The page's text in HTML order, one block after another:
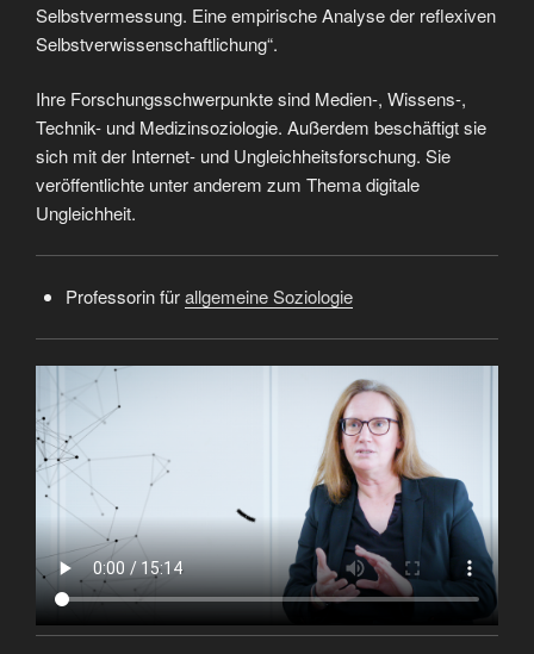
Selbstvermessung. Eine empirische Analyse der reflexiven
Selbstverwissenschaftlichung“.
Ihre Forschungsschwerpunkte sind Medien-, Wissens-,
Technik- und Medizinsoziologie. Außerdem beschäftigt sie
sich mit der Internet- und Ungleichheitsforschung. Sie
veröffentlichte unter anderem zum Thema digitale
Ungleichheit.
Professorin fürallgemeine Soziologie